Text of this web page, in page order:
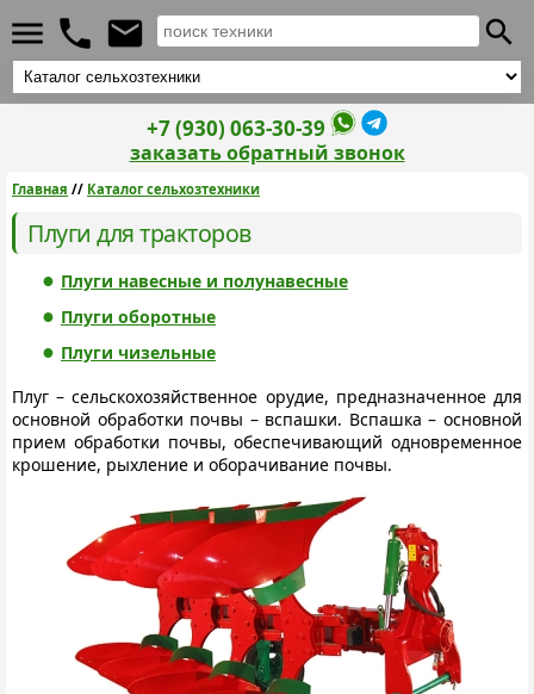
+7 (930) 063-30-39
заказать обратный звонок
Главная // Каталог сельхозтехники
Плуги для тракторов
Плуги навесные и полунавесные
Плуги оборотные
Плуги чизельные
Плуг – сельскохозяйственное орудие, предназначенное для
основной обработки почвы – вспашки. Вспашка – основной
прием обработки почвы, обеспечивающий одновременное
крошение, рыхление и оборачивание почвы.